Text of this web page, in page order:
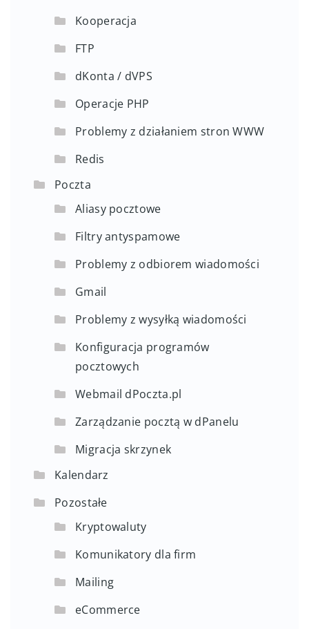
Kooperacja
FTP
dKonta / dVPS
Operacje PHP
Problemy z działaniem stron WWW
Redis
Poczta
Aliasy pocztowe
Filtry antyspamowe
Problemy z odbiorem wiadomości
Gmail
Problemy z wysyłką wiadomości
Konfiguracja programów
pocztowych
Webmail dPoczta.pl
Zarządzanie pocztą w dPanelu
Migracja skrzynek
Kalendarz
Pozostałe
Kryptowaluty
Komunikatory dla firm
Mailing
eCommerce